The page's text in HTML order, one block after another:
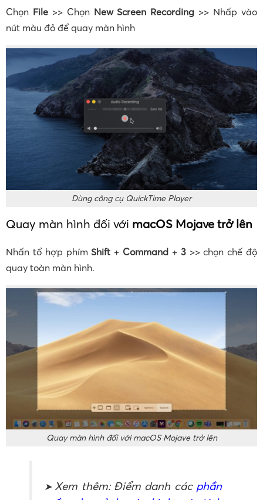
Chọn File>> Chọn New Screen Recording >> Nhấp vào
nút màu đỏ để quay màn hình
Dùng công cụ QuickTime Player
Quay màn hình đối với macOS Mojave trở lên
Nhấn tổ hợp phímShift+ Command +3 >> chọn chế độ
quay toàn màn hình.
Quay màn hình đối với macOS Mojave trở lên
➤ Xem thêm: Điểm danh các phần